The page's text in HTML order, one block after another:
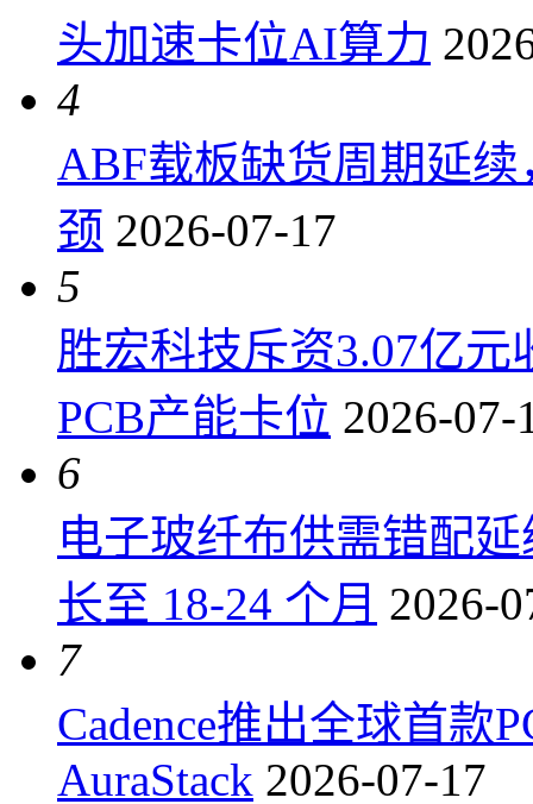
头加速卡位AI算力
4
ABF载板缺货周期延
颈 2026-07-17
5
胜宏科技斥资3.07亿
PCB产能卡位 2026-07-
6
电子玻纤布供需错配
长至 18-24 个月 2026-
7
Cadence推出全球首款
AuraStack 2026-07-17